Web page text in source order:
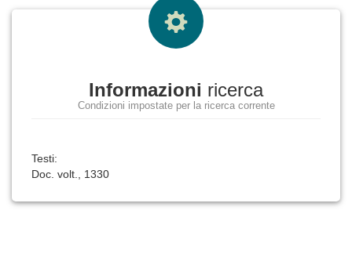
Informazioni ricerca
Condizioni impostate per la ricerca corrente
Testi:
Doc. volt., 1330